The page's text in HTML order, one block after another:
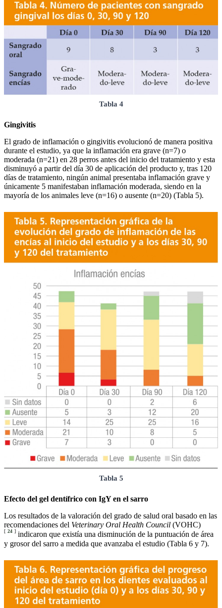
Tabla 4
Gingivitis
El grado de inflamación o gingivitis evolucionó de manera positiva
durante el estudio, ya que la inflamación era grave (n=7) o
moderada (n=21) en 28 perros antes del inicio del tratamiento y esta
disminuyó a partir del día 30 de aplicación del producto y, tras 120
días de tratamiento, ningún animal presentaba inflamación grave y
únicamente 5 manifestaban inflamación moderada, siendo en la
mayoría de los animales leve (n=16) o ausente (n=20) (Tabla 5).
Tabla 5
Efecto del gel dentífrico con IgY en el sarro
Los resultados de la valoración del grado de salud oral basado en las
recomendaciones del Veterinary Oral Health Council (VOHC)
[ 24 ] indicaron que existía una disminución de la puntuación de área
y grosor del sarro a medida que avanzaba el estudio (Tabla 6 y 7).